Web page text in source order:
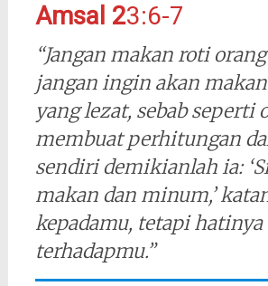
Amsal 23:6-7
“Jangan makan roti
jangan ingin akan
yang lezat, sebab seperti
membuat perhitungan
sendiri demikianlah ia:
makan dan minum,’
kepadamu, tetapi
terhadapmu.”